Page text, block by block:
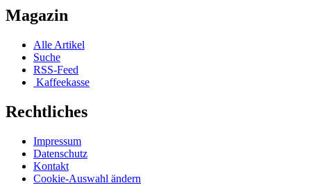
Magazin
Alle Artikel
Suche
RSS-Feed
Kaffeekasse
Rechtliches
Impressum
Datenschutz
Kontakt
Cookie-Auswahl ändern